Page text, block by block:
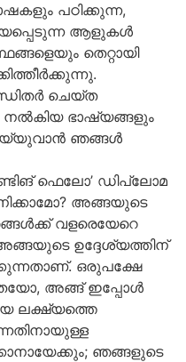
പഠിക്കുന്ന,
ആളുകള്‍
തെറ്റായി
ചെയ്ത
നല്‍കിയ ഭാഷ്യങ്ങളും
ഞങ്ങള്‍
ഫെലോ’ ഡിപ്ലോമ
അങ്ങയുടെ
വളരെയേറെ
ഉദ്ദേശ്യത്തിന്
ഒരുപക്ഷേ
അങ്ങ് ഇപ്പോള്‍
ലക്ഷ്യത്തെ
ഞങ്ങളുടെ